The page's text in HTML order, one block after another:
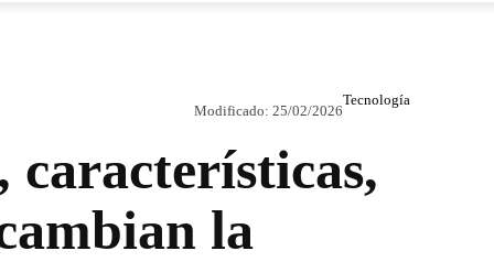
Tecnología
Modificado: 25/02/2026
características,
la